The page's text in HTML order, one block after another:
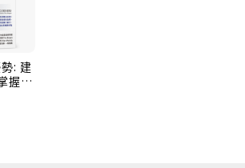
提出發現導向成長的概念，是掀起風
的基礎。
架構在快經濟時代中，更是受到各界
機與行動網路普及之前，麥奎斯就疾
、因應環境鉅變。
: 建
握策
創